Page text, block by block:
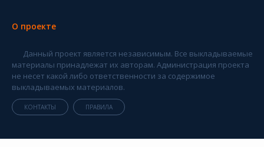
О проекте
Данный проект является независимым. Все выкладываемые
материалы принадлежат их авторам. Администрация проекта
не несет какой либо ответственности за содержимое
выкладываемых материалов.
КОНТАКТЫ ПРАВИЛА